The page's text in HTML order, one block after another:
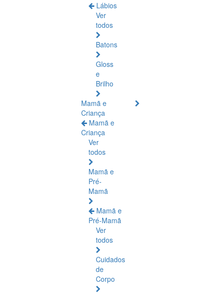
Lábios
Ver
todos
Batons
Gloss
e
Brilho
Mamã e
Criança
Mamã e
Criança
Ver
todos
Mamã e
Pré-
Mamã
Mamã e
Pré-Mamã
Ver
todos
Cuidados
de
Corpo